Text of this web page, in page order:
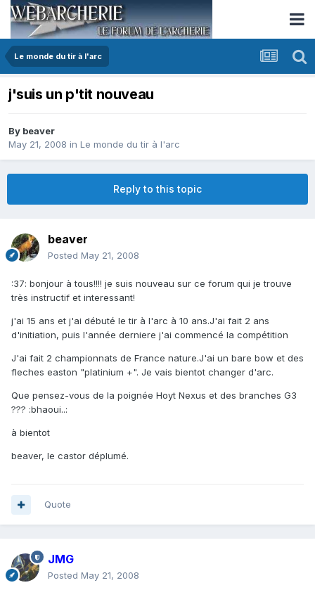
Le monde du tir à l'arc
j'suis un p'tit nouveau
By beaver
May 21, 2008 in Le monde du tir à l'arc
Reply to this topic
beaver
Posted May 21, 2008
:37: bonjour à tous!!!! je suis nouveau sur ce forum qui je trouve
très instructif et interessant!
j'ai 15 ans et j'ai débuté le tir à l'arc à 10 ans.J'ai fait 2 ans
d'initiation, puis l'année derniere j'ai commencé la compétition
J'ai fait 2 championnats de France nature.J'ai un bare bow et des
fleches easton "platinium +". Je vais bientot changer d'arc.
Que pensez-vous de la poignée Hoyt Nexus et des branches G3
??? :bhaoui..:
à bientot
beaver, le castor déplumé.
Quote
JMG
Posted May 21, 2008